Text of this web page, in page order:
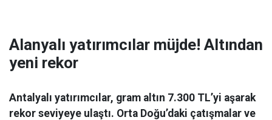
Alanyalı yatırımcılar müjde! Altından
yeni rekor
Antalyalı yatırımcılar, gram altın 7.300 TL’yi aşarak
rekor seviyeye ulaştı. Orta Doğu’daki çatışmalar ve